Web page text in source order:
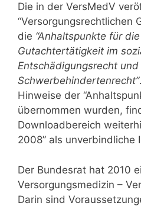
Die in der VersMedV
“Versorgungsrechtlichen
die “Anhaltspunkte für
Gutachtertätigkeit im
Entschädigungsrecht
Schwerbehindertenrecht”
Hinweise der
übernommen wurden,
Downloadbereich
2008” als unverbindliche
Der Bundesrat hat 2010
Versorgungsmedizin –
Darin sind